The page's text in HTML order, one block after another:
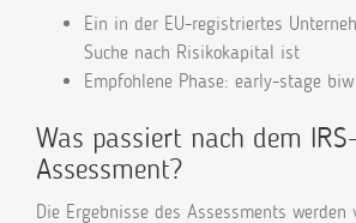
Ein in der EU-registriertes
Suche nach Risikokapital ist
Empfohlene Phase: early-stage
Was passiert nach dem
Assessment?
Die Ergebnisse des Assessments werden